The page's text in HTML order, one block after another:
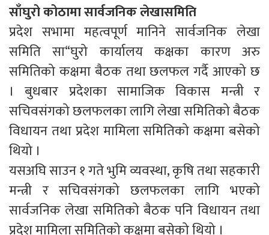
साँघुरो कोठामा सार्वजनिक लेखासमिति
प्रदेश सभामा महत्वपूर्ण मानिने सार्वजनिक लेखा
समिति सा“घुरो कार्यालय कक्षका कारण अरु
समितिको कक्षमा बैठक तथा छलफल गर्दै आएको छ
। बुधबार प्रदेशका सामाजिक विकास मन्त्री र
सचिवसंगको छलफलका लागि लेखा समितिको बैठक
विधायन तथा प्रदेश मामिला समितिको कक्षमा बसेको
थियो ।
यसअघि साउन १ गते भुमि व्यवस्था, कृषि तथा सहकारी
मन्त्री र सचिवसंगको छलफलका लागि भएको
सार्वजनिक लेखा समितिको बैठक पनि विधायन तथा
प्रदेश मामिला समितिको कक्षमा बसेको थियो ।